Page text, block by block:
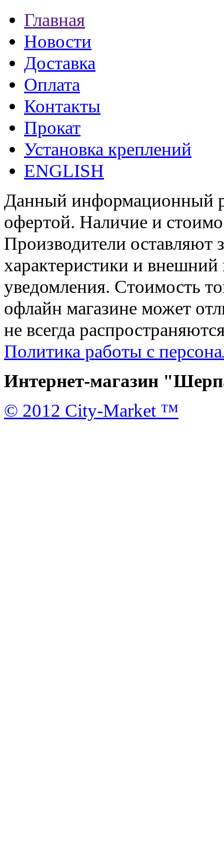
Главная
Новости
Доставка
Оплата
Контакты
Прокат
Установка креплений
ENGLISH
Данный информационный
офертой. Наличие и
Производители оставляют
характеристики и внешний
уведомления. Стоимость
офлайн магазине может
не всегда
Политика работы с
Интернет-магазин
© 2012 City-Market ™